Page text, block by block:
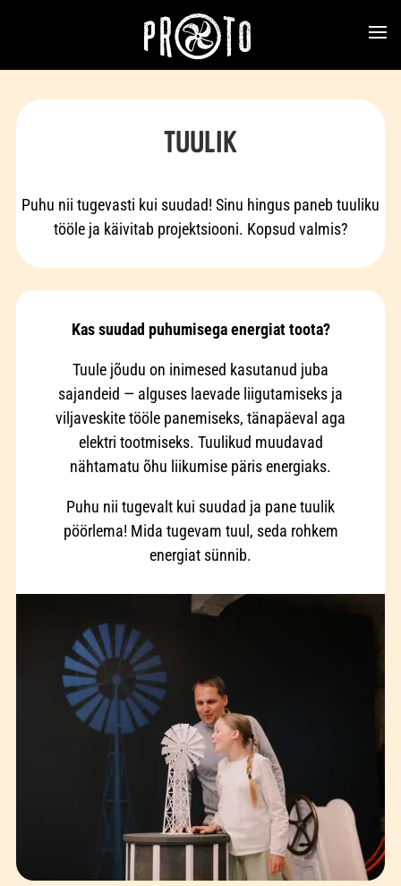
TUULIK
Puhu nii tugevasti kui suudad! Sinu hingus paneb tuuliku
tööle ja käivitab projektsiooni. Kopsud valmis?
Kas suudad puhumisega energiat toota?
Tuule jõudu on inimesed kasutanud juba
sajandeid — alguses laevade liigutamiseks ja
viljaveskite tööle panemiseks, tänapäeval aga
elektri tootmiseks. Tuulikud muudavad
nähtamatu õhu liikumise päris energiaks.
Puhu nii tugevalt kui suudad ja pane tuulik
pöörlema! Mida tugevam tuul, seda rohkem
energiat sünnib.